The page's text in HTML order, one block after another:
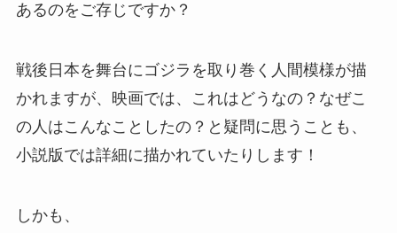
あるのをご存じですか？
戦後日本を舞台にゴジラを取り巻く人間模様が描
かれますが、映画では、これはどうなの？なぜこ
の人はこんなことしたの？と疑問に思うことも、
小説版では詳細に描かれていたりします！
しかも、